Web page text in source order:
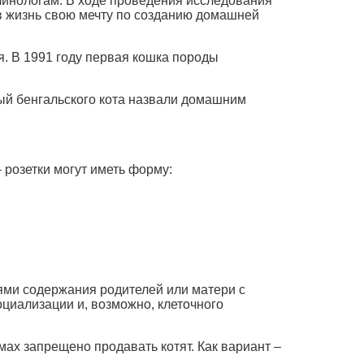
жизнь свою мечту по созданию домашней
В 1991 году первая кошка породы
бенгальского кота назвали домашним
могут иметь форму:
содержания родителей или матери с
и, возможно, клеточного
запрещено продавать котят. Как вариант –